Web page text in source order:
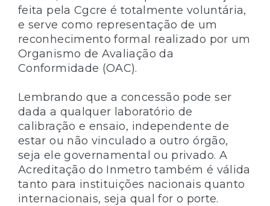
feita pela Cgcre é totalmente voluntária,
e serve como representação de um
reconhecimento formal realizado por um
Organismo de Avaliação da
Conformidade (OAC).
Lembrando que a concessão pode ser
dada a qualquer laboratório de
calibração e ensaio, independente de
estar ou não vinculado a outro órgão,
seja ele governamental ou privado. A
Acreditação do Inmetro também é válida
tanto para instituições nacionais quanto
internacionais, seja qual for o porte.